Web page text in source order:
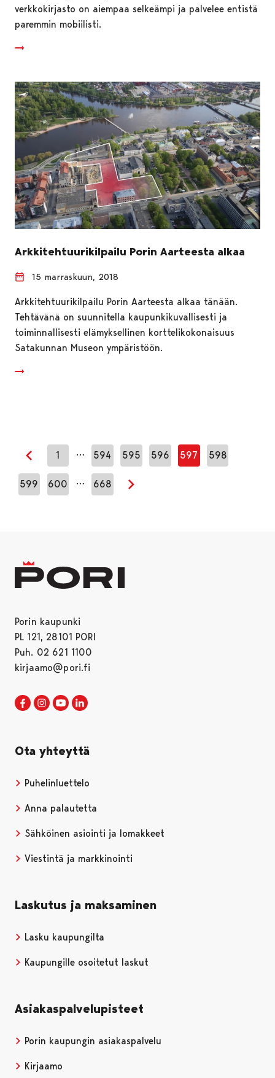
verkkokirjasto on aiempaa selkeämpi ja palvelee entistä
paremmin mobiilisti.
Arkkitehtuurikilpailu Porin Aarteesta alkaa
15 marraskuun, 2018
Arkkitehtuurikilpailu Porin Aarteesta alkaa tänään.
Tehtävänä on suunnitella kaupunkikuvallisesti ja
toiminnallisesti elämyksellinen korttelikokonaisuus
Satakunnan Museon ympäristöön.
Edellinen sivu
1 … 594 595 596 597 598
599 600 … 668
Seuraava sivu
Porin kaupunki
PL 121, 28101 PORI
Puh. 02 621 1100
kirjaamo@pori.fi
Porin kaupunki Facebookissa
Avautuu uudessa välilehdessä
Porin kaupunki Instagramissa
Avautuu uudessa välilehdessä
Porin kaupunki Youtubessa
Avautuu uudessa välilehdessä
Ota yhteyttä
Puhelinluettelo
Anna palautetta
Sähköinen asiointi ja lomakkeet
Viestintä ja markkinointi
Laskutus ja maksaminen
Lasku kaupungilta
Kaupungille osoitetut laskut
Asiakaspalvelupisteet
Porin kaupungin asiakaspalvelu
Kirjaamo